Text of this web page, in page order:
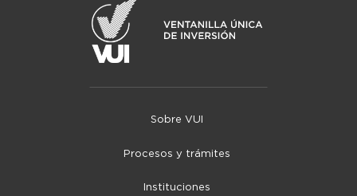
Sobre VUI
Procesos y trámites
Instituciones